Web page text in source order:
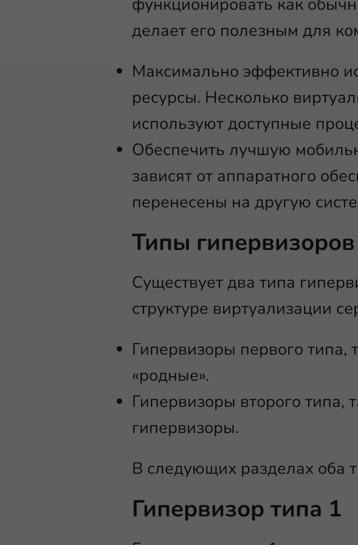
функционировать как
делает его полезным для
Максимально эффективно
ресурсы. Несколько
используют доступные
Обеспечить лучшую
зависят от аппаратного
перенесены на другую
Типы гипервизоров
Существует два типа
структуре виртуализации
Гипервизоры первого типа,
«родные».
Гипервизоры второго
гипервизоры.
В следующих разделах оба
Гипервизор типа 1